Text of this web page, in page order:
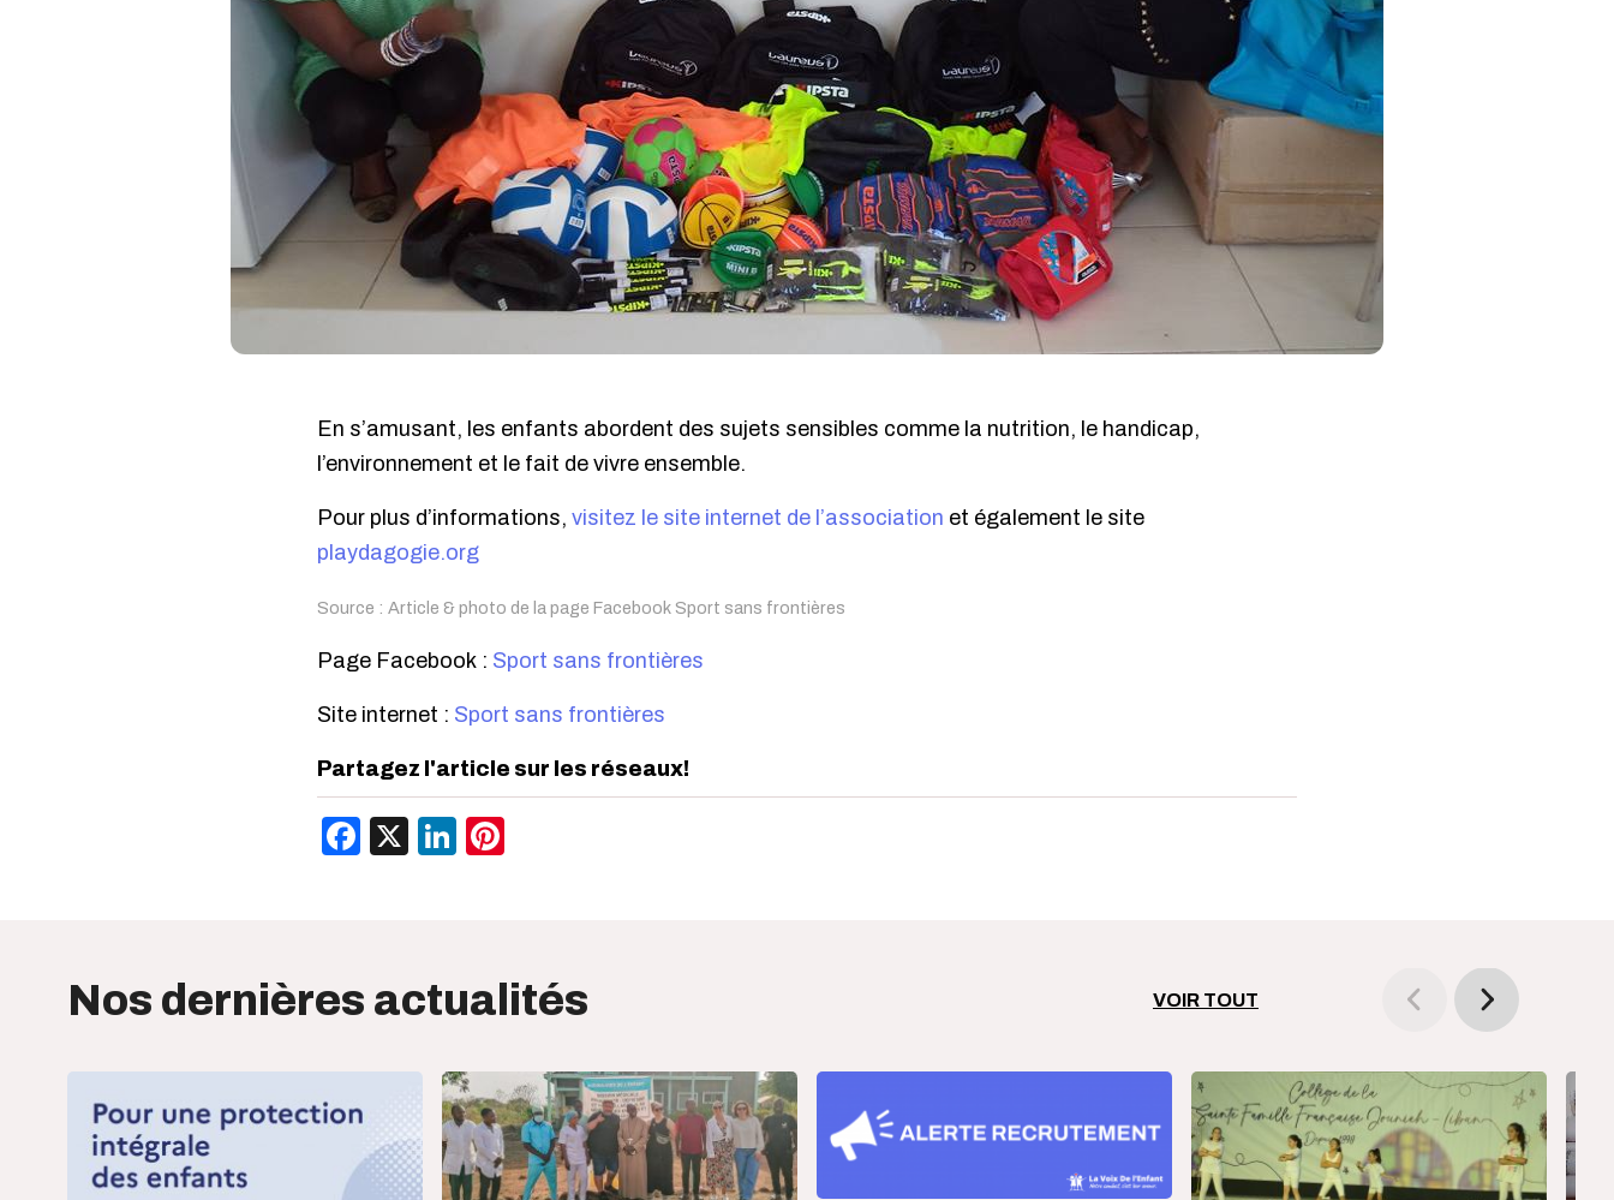
En s’amusant, les enfants abordent des sujets sensibles comme la nutrition, le handicap,
l’environnement et le fait de vivre ensemble.
Pour plus d’informations, visitez le site internet de l’association et également le site
playdagogie.org
Source : Article & photo de la page Facebook Sport sans frontières
Page Facebook : Sport sans frontières
Site internet : Sport sans frontières
Partagez l'article sur les réseaux!
Facebook
X LinkedIn
Nos dernières actualités VOIR TOUT